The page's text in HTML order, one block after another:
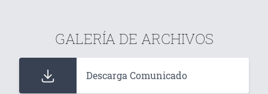
GALERÍA DE ARCHIVOS
Descarga Comunicado